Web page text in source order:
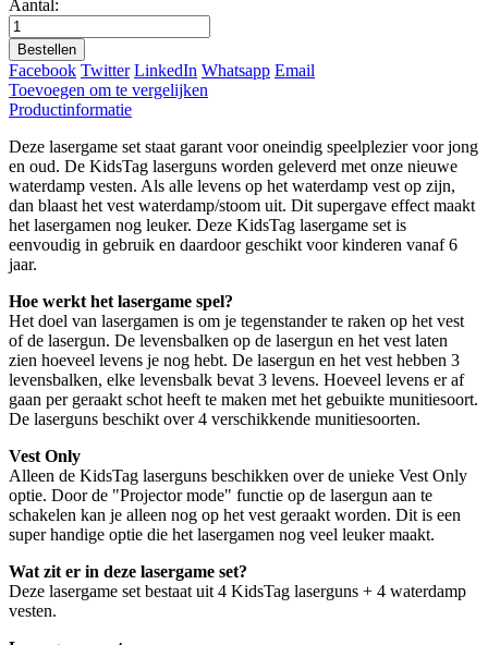
Aantal:
Bestellen
Facebook Twitter LinkedIn Whatsapp Email
Toevoegen om te vergelijken
Productinformatie
Deze lasergame set staat garant voor oneindig speelplezier voor jong
en oud. De KidsTag laserguns worden geleverd met onze nieuwe
waterdamp vesten. Als alle levens op het waterdamp vest op zijn,
dan blaast het vest waterdamp/stoom uit. Dit supergave effect maakt
het lasergamen nog leuker. Deze KidsTag lasergame set is
eenvoudig in gebruik en daardoor geschikt voor kinderen vanaf 6
jaar.
Hoe werkt het lasergame spel?
Het doel van lasergamen is om je tegenstander te raken op het vest
of de lasergun. De levensbalken op de lasergun en het vest laten
zien hoeveel levens je nog hebt. De lasergun en het vest hebben 3
levensbalken, elke levensbalk bevat 3 levens. Hoeveel levens er af
gaan per geraakt schot heeft te maken met het gebuikte munitiesoort.
De laserguns beschikt over 4 verschikkende munitiesoorten.
Vest Only
Alleen de KidsTag laserguns beschikken over de unieke Vest Only
optie. Door de "Projector mode" functie op de lasergun aan te
schakelen kan je alleen nog op het vest geraakt worden. Dit is een
super handige optie die het lasergamen nog veel leuker maakt.
Wat zit er in deze lasergame set?
Deze lasergame set bestaat uit 4 KidsTag laserguns + 4 waterdamp
vesten.